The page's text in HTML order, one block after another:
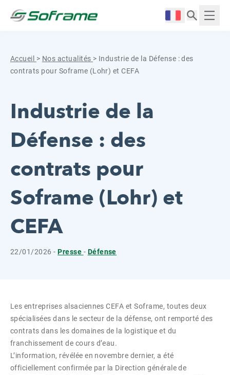
Langue :
Accueil > Nos actualités > Industrie de la Défense : des
contrats pour Soframe (Lohr) et CEFA
Industrie de la
Défense : des
contrats pour
Soframe (Lohr) et
CEFA
22/01/2026 -Presse - Défense
Les entreprises alsaciennes CEFA et Soframe, toutes deux
spécialisées dans le secteur de la défense, ont remporté des
contrats dans les domaines de la logistique et du
franchissement de cours d’eau.
L’information, révélée en novembre dernier, a été
officiellement confirmée par la Direction générale de